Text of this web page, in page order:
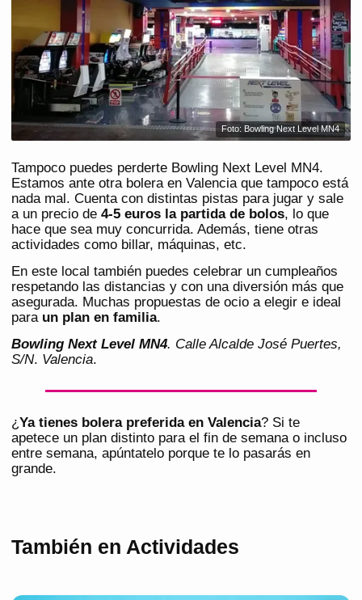
Foto: Bowling Next Level MN4
Tampoco puedes perderte Bowling Next Level MN4.
Estamos ante otra bolera en Valencia que tampoco está
nada mal. Cuenta con distintas pistas para jugar y sale
a un precio de 4-5 euros la partida de bolos, lo que
hace que sea muy concurrida. Además, tiene otras
actividades como billar, máquinas, etc.
En este local también puedes celebrar un cumpleaños
respetando las distancias y con una diversión más que
asegurada. Muchas propuestas de ocio a elegir e ideal
para un plan en familia.
Bowling Next Level MN4. Calle Alcalde José Puertes,
S/N. Valencia.
¿Ya tienes bolera preferida en Valencia? Si te
apetece un plan distinto para el fin de semana o incluso
entre semana, apúntatelo porque te lo pasarás en
grande.
También en Actividades